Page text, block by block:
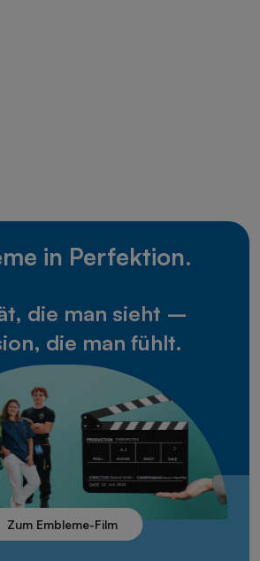
in Perfektion.
die man sieht –
die man fühlt.
Zum Embleme-Film